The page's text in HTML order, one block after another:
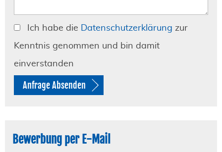
Ich habe die Datenschutzerklärung zur
Kenntnis genommen und bin damit
einverstanden
Anfrage Absenden
Bewerbung per E-Mail